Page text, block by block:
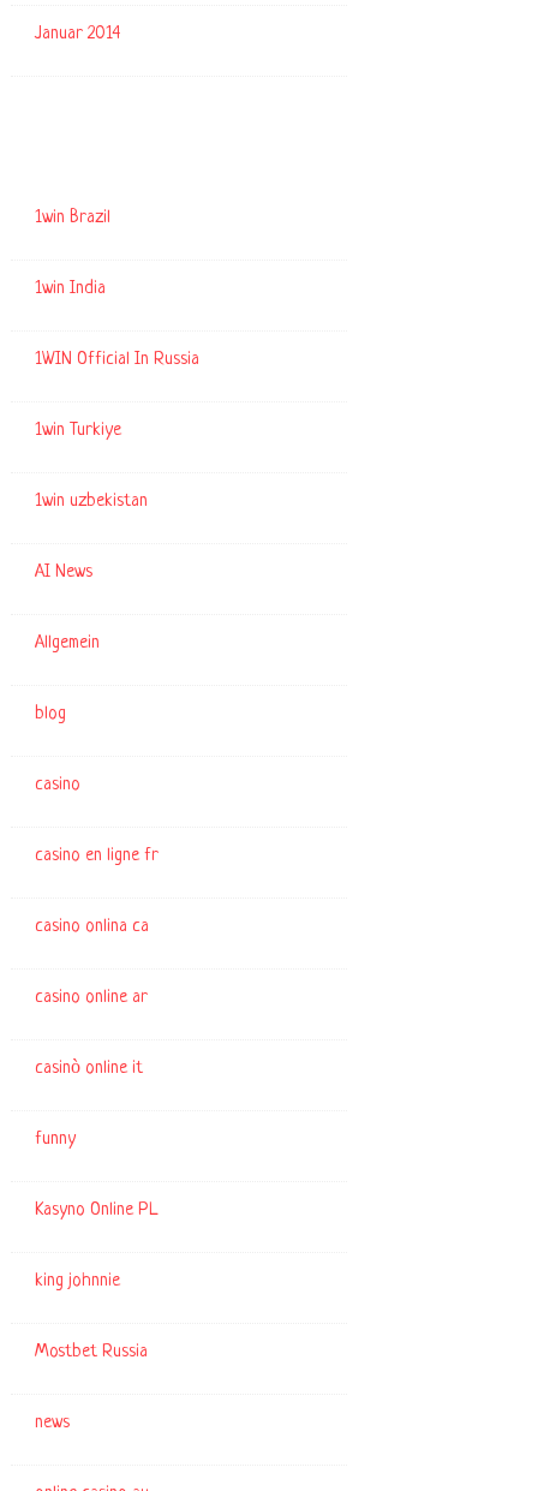
Januar 2014
1win Brazil
1win India
1WIN Official In Russia
1win Turkiye
1win uzbekistan
AI News
Allgemein
blog
casino
casino en ligne fr
casino onlina ca
casino online ar
casinò online it
funny
Kasyno Online PL
king johnnie
Mostbet Russia
news